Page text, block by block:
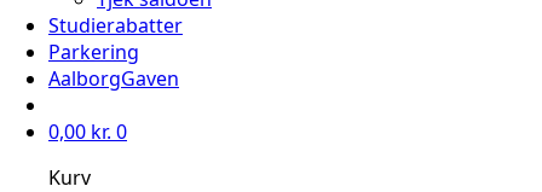
Studierabatter
Parkering
AalborgGaven
0,00 kr. 0
Kurv